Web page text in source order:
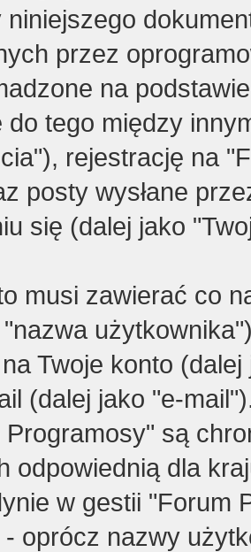
niniejszego
przez
na
do tego między
rejestrację na
posty wysłane
się (dalej jako
musi zawierać co
Twoje konto
(dalej jako "e-
Programosy" są
odpowiednią dla
w gestii "Forum
oprócz nazwy